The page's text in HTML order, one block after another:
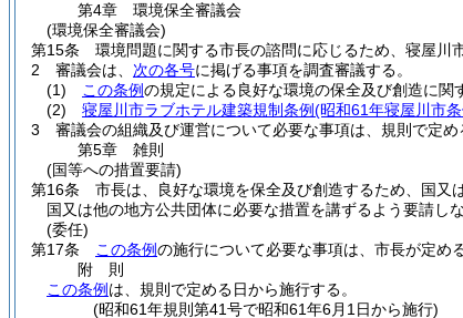
第4章
環境保全審議会
(環境保全審議会)
第15条
環境問題に関する市長の諮問に応じるため、寝屋川
2
審議会は、 次の各号に掲げる事項を調査審議する。
(1)
この条例の規定による良好な環境の保全及び創造に関
(2)
寝屋川市ラブホテル建築規制条例(昭和61年寝屋川市
3
審議会の組織及び運営について必要な事項は、規則で定め
第5章
雑則
(国等への措置要請)
第16条
市長は、良好な環境を保全及び創造するため、国又
国又は他の地方公共団体に必要な措置を講ずるよう要請し
(委任)
第17条
この条例の施行について必要な事項は、市長が定める
附 則
この条例 は、規則で定める日から施行する。
(昭和61年規則第41号で昭和61年6月1日から施行)